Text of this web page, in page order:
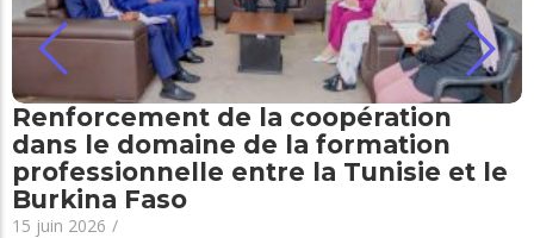
Renforcement de la coopération
dans le domaine de la formation
professionnelle entre la Tunisie et le
Burkina Faso
15 juin 2026 /